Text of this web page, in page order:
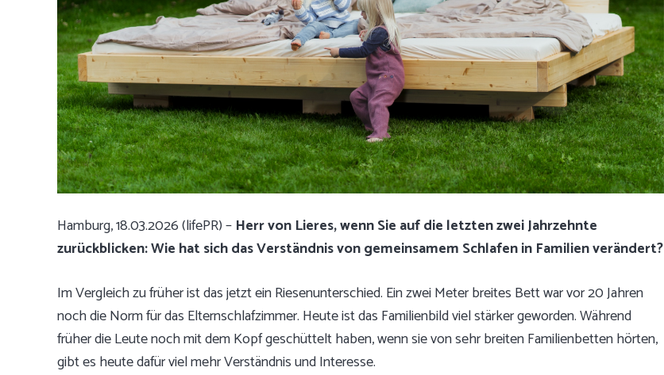
Hamburg, 18.03.2026 (lifePR) – Herr von Lieres, wenn Sie auf die letzten zwei Jahrzehnte
zurückblicken: Wie hat sich das Verständnis von gemeinsamem Schlafen in Familien verändert?
Im Vergleich zu früher ist das jetzt ein Riesenunterschied. Ein zwei Meter breites Bett war vor 20 Jahren
noch die Norm für das Elternschlafzimmer. Heute ist das Familienbild viel stärker geworden. Während
früher die Leute noch mit dem Kopf geschüttelt haben, wenn sie von sehr breiten Familienbetten hörten,
gibt es heute dafür viel mehr Verständnis und Interesse.